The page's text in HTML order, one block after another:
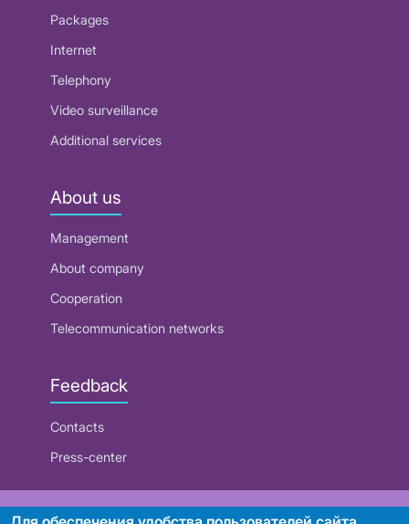
Packages
Internet
Telephony
Video surveillance
Additional services
About us
Management
About company
Cooperation
Telecommunication networks
Feedback
Contacts
Press-center
RUE "Beltelecom"